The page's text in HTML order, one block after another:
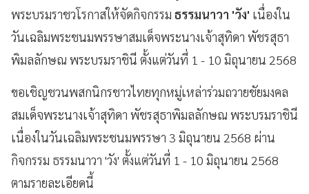
พระบรมราชวโรกาสให้จัดกิจกรรม ธรรมนาวา 'วัง' เนื่องใน
วันเฉลิมพระชนมพรรษาสมเด็จพระนางเจ้าสุทิดา พัชรสุธา
พิมลลักษณ พระบรมราชินี ตั้งแต่วันที่ 1 - 10 มิถุนายน 2568
ขอเชิญชวนพสกนิกรชาวไทยทุกหมู่เหล่าร่วมถวายชัยมงคล
สมเด็จพระนางเจ้าสุทิดา พัชรสุธาพิมลลักษณ พระบรมราชินี
เนื่องในวันเฉลิมพระชนมพรรษา 3 มิถุนายน 2568 ผ่าน
กิจกรรม ธรรมนาวา 'วัง' ตั้งแต่วันที่ 1 - 10 มิถุนายน 2568
ตามรายละเอียดนี้